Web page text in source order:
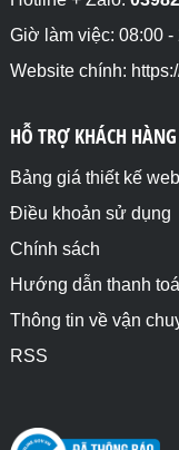
Giờ làm việc: 08:00 -
Website chính:
HỖ TRỢ KHÁCH HÀNG
Bảng giá thiết kế
Điều khoản sử dụng
Chính sách
Hướng dẫn thanh
Thông tin về vận
RSS